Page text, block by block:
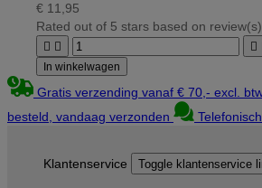
€ 11,95
Rated out of 5 stars based on review(s)
  
In winkelwagen
Gratis verzending vanaf € 70,- excl.
besteld, vandaag verzonden
Klantenservice Toggle klantenservice